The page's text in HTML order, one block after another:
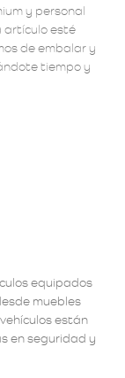
y personal
artículo esté
de embalar y
tiempo y
equipados
muebles
están
en seguridad y